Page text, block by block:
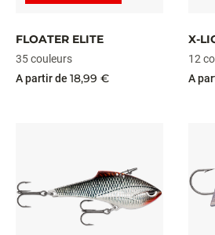
FLOATER ELITE
35 couleurs
A partir de 18,99 €
X-
12
A